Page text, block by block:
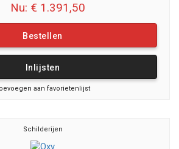
Nu: € 1.391,50
Bestellen
Inlijsten
aan favorietenlijst
Schilderijen